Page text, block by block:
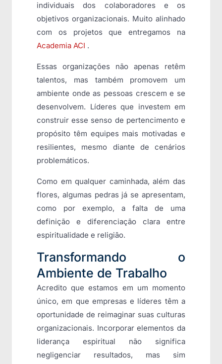
individuais dos colaboradores e os
objetivos organizacionais. Muito alinhado
com os projetos que entregamos na
Academia ACI .
Essas organizações não apenas retêm
talentos, mas também promovem um
ambiente onde as pessoas crescem e se
desenvolvem. Líderes que investem em
construir esse senso de pertencimento e
propósito têm equipes mais motivadas e
resilientes, mesmo diante de cenários
problemáticos.
Como em qualquer caminhada, além das
flores, algumas pedras já se apresentam,
como por exemplo, a falta de uma
definição e diferenciação clara entre
espiritualidade e religião.
Transformando o
Ambiente de Trabalho
Acredito que estamos em um momento
único, em que empresas e líderes têm a
oportunidade de reimaginar suas culturas
organizacionais. Incorporar elementos da
liderança espiritual não significa
negligenciar resultados, mas sim